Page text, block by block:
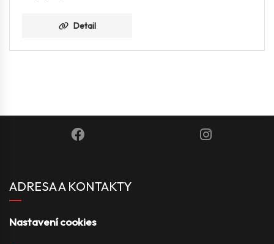
Detail
ADRESA A KONTAKTY
Nastavení cookies